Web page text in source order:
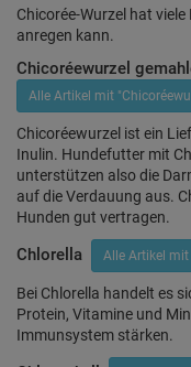
Chicorée-Wurzel hat
anregen kann.
Chicoréewurzel
Alle Artikel mit
Chicoréewurzel ist ein
Inulin. Hundefutter mit
unterstützen also die
auf die Verdauung aus.
Hunden gut vertragen.
Chlorella Alle Artikel mit
Bei Chlorella handelt es
Protein, Vitamine und
Immunsystem stärken.